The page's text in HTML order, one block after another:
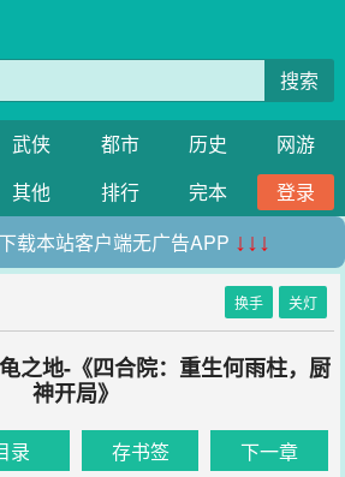
搜索
武侠 都市 历史
网游
其他 排行 完本
登录
载本站客户端无广告APP ↓↓↓
换手 关灯
之地-《四合院：重生何雨柱，厨
神开局》
录 存书签 下一章